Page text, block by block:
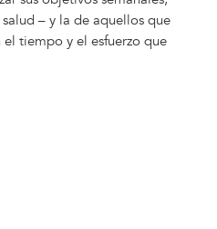
– y la de aquellos que
tiempo y el esfuerzo que